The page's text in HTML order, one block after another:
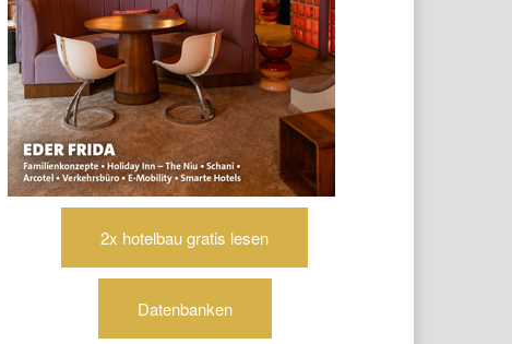
2x hotelbau gratis lesen
Datenbanken